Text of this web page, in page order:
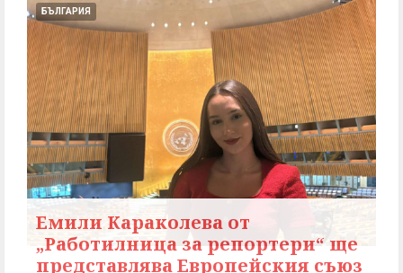
БЪЛГАРИЯ
Емили Караколева от
„Работилница за репортери“ ще
представлява Европейския съюз